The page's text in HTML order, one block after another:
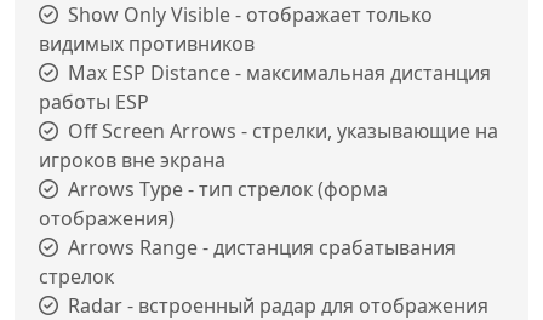
Show Only Visible - отображает только
видимых противников
Max ESP Distance - максимальная дистанция
работы ESP
Off Screen Arrows - стрелки, указывающие на
игроков вне экрана
Arrows Type - тип стрелок (форма
отображения)
Arrows Range - дистанция срабатывания
стрелок
Radar - встроенный радар для отображения